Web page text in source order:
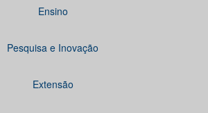
Ensino
Pesquisa e Inovação
Extensão